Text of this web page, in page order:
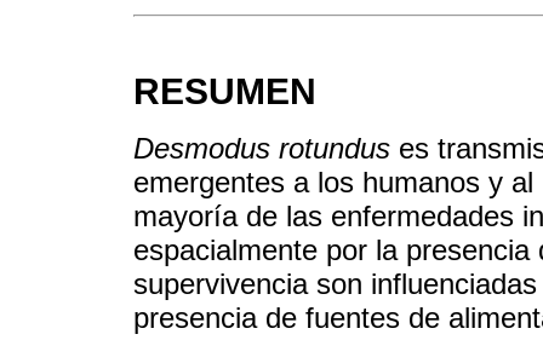
RESUMEN
Desmodus rotundus es
emergentes a los humanos y
mayoría de las enfermedades
espacialmente por la
supervivencia son
presencia de fuentes de